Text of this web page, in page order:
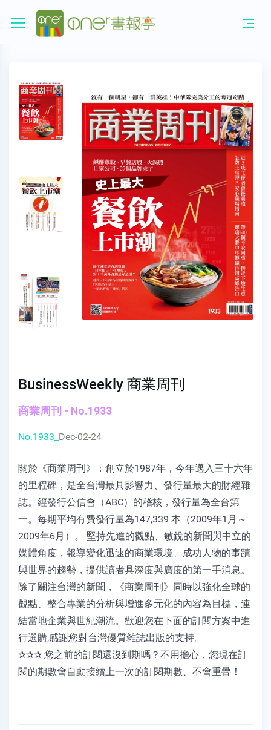
BusinessWeekly 商業周刊
商業周刊 - No.1933
No.1933_ Dec-02-24
關於《商業周刊》：創立於1987年，今年邁入三十六年
的里程碑，是全台灣最具影響力、發行量最大的財經雜
誌。經發行公信會（ABC）的稽核，發行量為全台第
一。每期平均有費發行量為147,339 本（2009年1月～
2009年6月）。 堅持先進的觀點、敏銳的新聞與中立的
媒體角度，報導變化迅速的商業環境、成功人物的事蹟
與世界的趨勢，提供讀者具深度與廣度的第一手消息。
除了關注台灣的新聞，《商業周刊》同時以強化全球的
觀點、整合專業的分析與增進多元化的內容為目標，連
結當地企業與世紀潮流。歡迎您在下面的訂閱方案中進
行選購,感謝您對台灣優質雜誌出版的支持。
✰✰✰ 您之前的訂閱還沒到期嗎？不用擔心，您現在訂
閱的期數會自動接續上一次的訂閱期數、不會重疊！